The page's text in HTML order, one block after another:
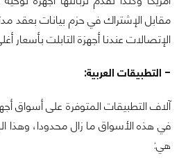
مقابل الإشتراك في حزم بيانات بعقد
الإتصالات عندنا أجهزة التابلت بأسعار
- التطبيقات العربية:
آلاف التطبيقات المتوفرة على أسواق
في هذه الأسواق ما زال محدودا، وهذا
هي: